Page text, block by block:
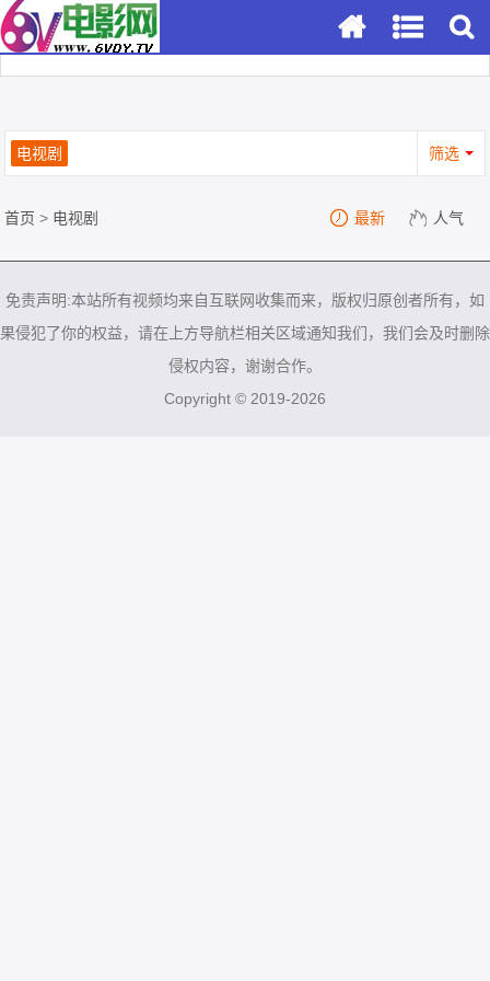
电视剧 筛选
首页 > 电视剧 最新 人气
免责声明:本站所有视频均来自互联网收集而来，版权归原创者所有，如
果侵犯了你的权益，请在上方导航栏相关区域通知我们，我们会及时删除
侵权内容，谢谢合作。
Copyright © 2019-2026